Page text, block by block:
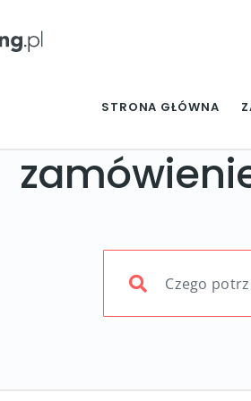
STRONA GŁÓWNA